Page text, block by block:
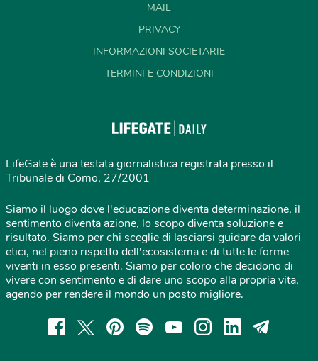
MAIL
PRIVACY
INFORMAZIONI SOCIETARIE
TERMINI E CONDIZIONI
LifeGate è una testata giornalistica registrata presso il
Tribunale di Como, 27/2001
Siamo il luogo dove l'educazione diventa determinazione, il
sentimento diventa azione, lo scopo diventa soluzione e
risultato. Siamo per chi sceglie di lasciarsi guidare da valori
etici, nel pieno rispetto dell'ecosistema e di tutte le forme
viventi in esso presenti. Siamo per coloro che decidono di
vivere con sentimento e di dare uno scopo alla propria vita,
agendo per rendere il mondo un posto migliore.